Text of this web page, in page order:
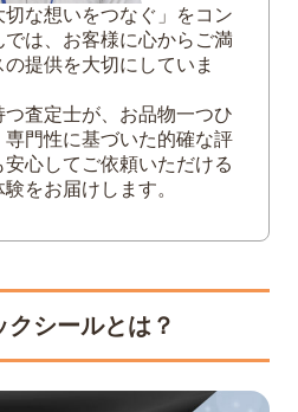
な想いをつなぐ」をコン
は、お客様に心からご満
提供を大切にしていま
査定士が、お品物一つひ
門性に基づいた的確な評
心してご依頼いただける
をお届けします。
シールとは？